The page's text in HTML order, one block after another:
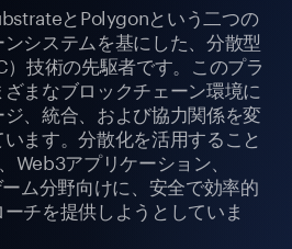
とPolygonという二つの
システムを基にした、分散型
技術の先駆者です。このプラ
まなブロックチェーン環境に
、統合、および協力関係を変
ます。分散化を活用すること
アプリケーション、
ム分野向けに、安全で効率的
チを提供しようとしていま